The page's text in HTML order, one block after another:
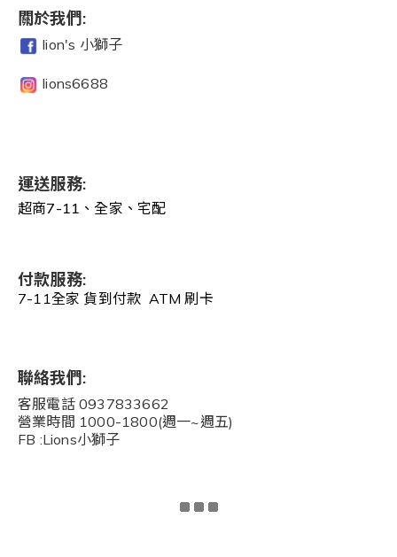
關於我們:
lion's 小獅子
lions6688
運送服務:
超商7-11、全家、宅配
付款服務:
7-11全家 貨到付款 ATM 刷卡
聯絡我們:
客服電話 0937833662
營業時間 1000-1800(週一~週五)
FB :Lions小獅子